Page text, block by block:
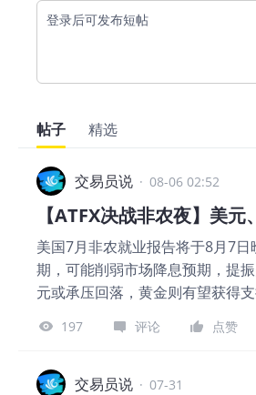
登录后可发布短帖
帖子 精选
交易员说 · 08-06 02:52
【ATFX决战非农夜】美
美国7月非农就业报告将于8月7
期，可能削弱市场降息预期，提
元或承压回落，黄金则有望获得
金的潜在走势，带你提前锁定非
197 评论 点赞
交易员说 · 07-31